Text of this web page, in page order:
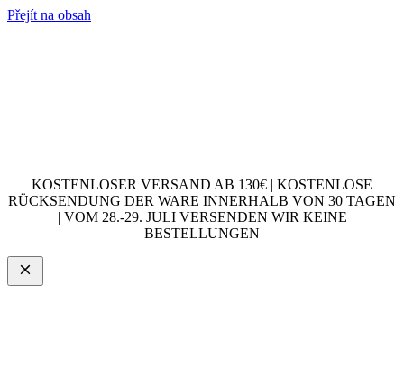
Přejít na obsah
KOSTENLOSER VERSAND AB 130€ | KOSTENLOSE
RÜCKSENDUNG DER WARE INNERHALB VON 30 TAGEN
| VOM 28.-29. JULI VERSENDEN WIR KEINE
BESTELLUNGEN